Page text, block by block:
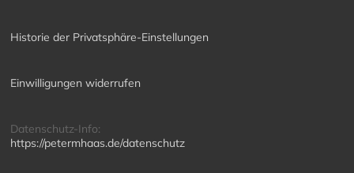
Historie der Privatsphäre-Einstellungen
Einwilligungen widerrufen
Datenschutz-Info:
https://petermhaas.de/datenschutz